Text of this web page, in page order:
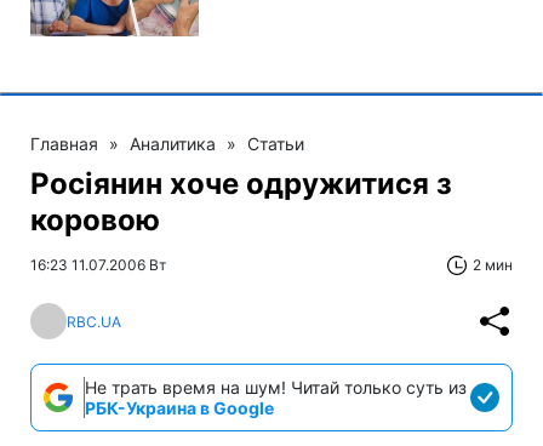
Главная » Аналитика » Статьи
Росіянин хоче одружитися з
коровою
16:23 11.07.2006 Вт 2 мин
RBC.UA
Не трать время на шум! Читай только суть из
РБК-Украина в Google